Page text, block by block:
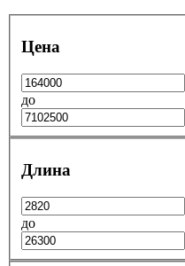
Цена
до
Длина
до